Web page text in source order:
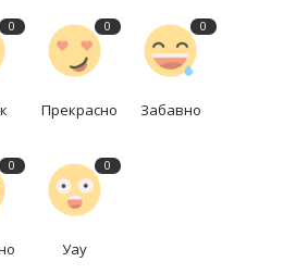
0 0
Прекрасно
0
Забавно
0 0
Уау